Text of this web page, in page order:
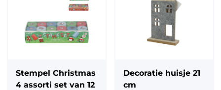
Stempel Christmas
4 assorti set van 12
Decoratie huisje 21
cm